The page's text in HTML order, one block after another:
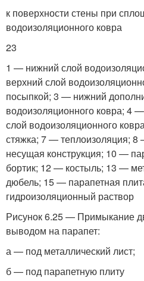
к поверхности стены при
водоизоляционного ковра
23
1 — нижний слой
верхний слой
посыпкой; 3 — нижний
водоизоляционного ковра; 4
слой водоизоляционного
стяжка; 7 — теплоизоляция;
несущая конструкция; 10 —
бортик; 12 — костыль; 13 —
дюбель; 15 — парапетная
гидроизоляционный раствор
Рисунок 6.25 — Примыкание
выводом на парапет:
а — под металлический лист;
б — под парапетную плиту